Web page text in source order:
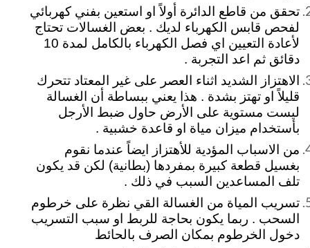
تحقق من قاطع الدائرة أولاً او استعين بفني كهربائي
لفحص قابس الكهرباء لديك . بعض الغسالات تحتاج
لأعادة التعيين اي فصل الكهرباء بالكامل لمدة 10
دقائق ثم اعد التجربة .
الاهتزاز الشديد اثناء العصر على غير المعتاد تتحرك
قليلاً او تهتز بشدة . هذا يعني ببساطة أن الغسالة
ليست مستوية على الأرض حاول ضبط الأرجل
بأستخدام ميزان مياة او قاعدة خشبية .
من الاسباب المؤدية للأهتزاز ايضاً عندما نقوم
بغسيل قطعة كبيرة بمفردها (بطانية) لكن قد يكون
تلف المساعدين السبب في ذلك .
تسريب المياة من الغسالة القي نظرة على خرطوم
السحب . ربما يكون بحاجة للربط او سبب التسريب
دخول الخرطوم بمكان الصرف بالحائط